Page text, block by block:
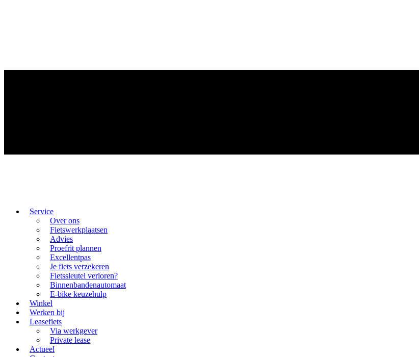
Service
Over ons
Fietswerkplaatsen
Advies
Proefrit plannen
Excellentpas
Je fiets verzekeren
Fietssleutel verloren?
Binnenbandenautomaat
E-bike keuzehulp
Winkel
Werken bij
Leasefiets
Via werkgever
Private lease
Actueel